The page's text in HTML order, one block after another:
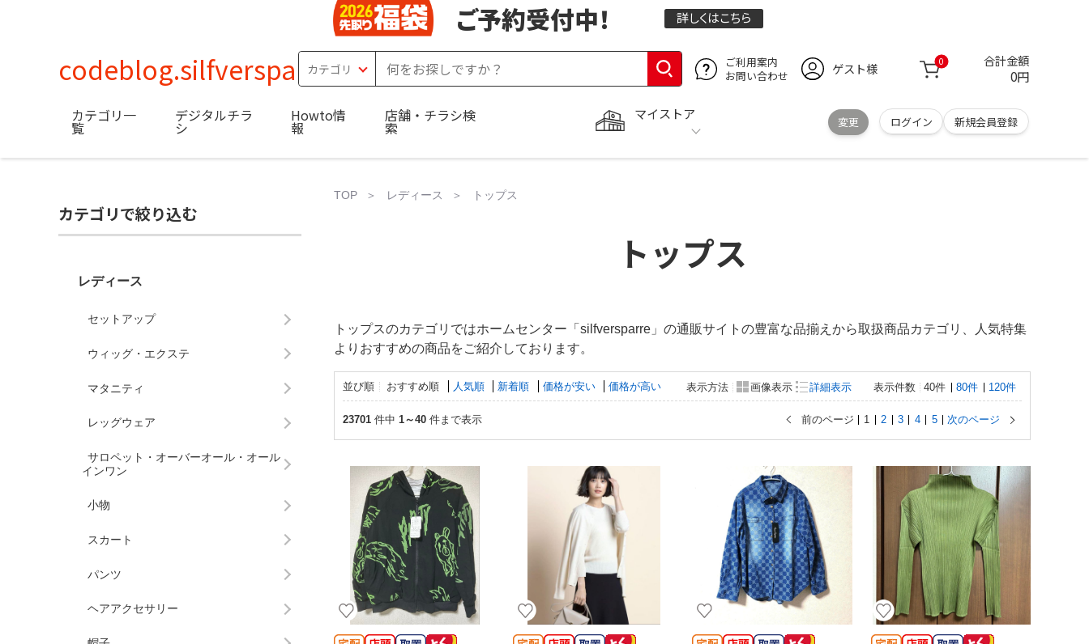
ご予約受付中！ 詳しくはこちら
codeblog.silfversparre.com
ご利用案内
お問い合わせ
ゲスト様 0 合計金額
0円
マイストア
変更 ログイン 新規会員登録
カテゴリ一
覧
デジタルチラ
シ
Howto情
報
店舗・チラシ検
索
TOP レディース トップス
トップス
トップスのカテゴリではホームセンター「silfversparre」の通販サイトの豊富な品揃えから取扱商品カテゴリ、人気特集
よりおすすめの商品をご紹介しております。
並び順 おすすめ順 人気順 新着順 価格が安い 価格が高い 表示方法 画像表示 詳細表示 表示件数 40件 80件 120件
23701 件中 1～40 件まで表示 前のページ 1 2 3 4 5 次のページ
カテゴリで絞り込む
レディース
セットアップ
ウィッグ・エクステ
マタニティ
レッグウェア
サロペット・オーバーオール・オール
インワン
小物
スカート
パンツ
ヘアアクセサリー